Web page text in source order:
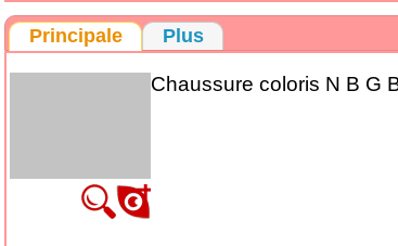
Principale Plus
Chaussure coloris N B G